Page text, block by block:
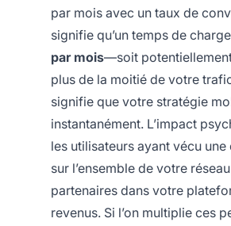
par mois avec un taux de
signifie qu’un temps de
par mois—soit
plus de la moitié de votre
signifie que votre stratégie
instantanément. L’impact
les utilisateurs ayant vécu
sur l’ensemble de votre
partenaires dans votre
revenus. Si l’on multiplie ces